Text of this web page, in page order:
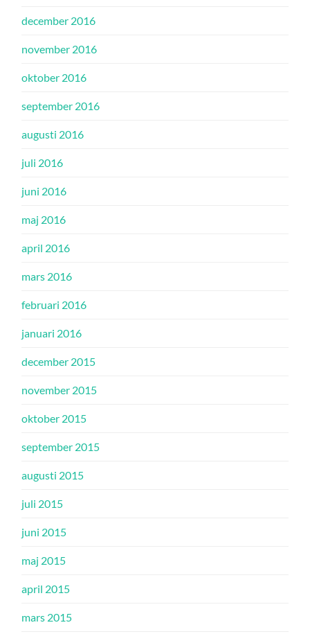
december 2016
november 2016
oktober 2016
september 2016
augusti 2016
juli 2016
juni 2016
maj 2016
april 2016
mars 2016
februari 2016
januari 2016
december 2015
november 2015
oktober 2015
september 2015
augusti 2015
juli 2015
juni 2015
maj 2015
april 2015
mars 2015